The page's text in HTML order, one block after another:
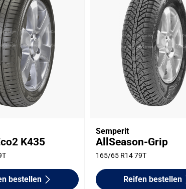
K435
bestellen
Semperit
AllSeason-Grip
165/65 R14 79T
Reifen bestellen